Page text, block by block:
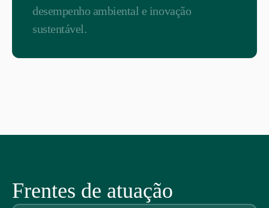
desempenho ambiental e inovação
sustentável.
Frentes de atuação